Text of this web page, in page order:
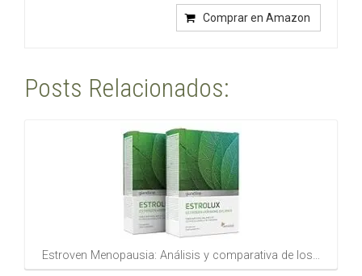
Comprar en Amazon
Posts Relacionados:
Estroven Menopausia: Análisis y comparativa de los…